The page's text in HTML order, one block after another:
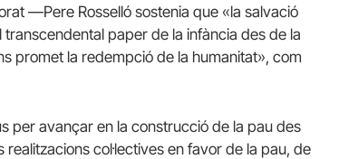
—Pere Rosselló sostenia que «la salvació
paper de la infància des de la
promet la redempció de la humanitat», com
per avançar en la construcció de la pau des
col·lectives en favor de la pau, de